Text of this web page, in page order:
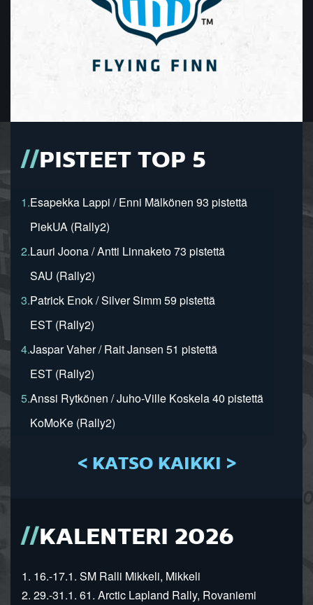
PISTEET TOP 5
1.Esapekka Lappi / Enni Mälkönen 93 pistettä
PiekUA (Rally2)
2.Lauri Joona / Antti Linnaketo 73 pistettä
SAU (Rally2)
3.Patrick Enok / Silver Simm 59 pistettä
EST (Rally2)
4.Jaspar Vaher / Rait Jansen 51 pistettä
EST (Rally2)
5.Anssi Rytkönen / Juho-Ville Koskela 40 pistettä
KoMoKe (Rally2)
< KATSO KAIKKI >
KALENTERI 2026
1. 16.-17.1. SM Ralli Mikkeli, Mikkeli
2. 29.-31.1. 61. Arctic Lapland Rally, Rovaniemi